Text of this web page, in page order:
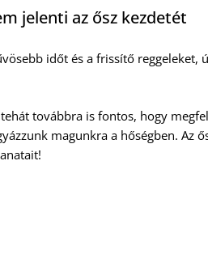
jelenti az ősz kezdetét
időt és a frissítő reggeleket,
továbbra is fontos, hogy
magunkra a hőségben. Az